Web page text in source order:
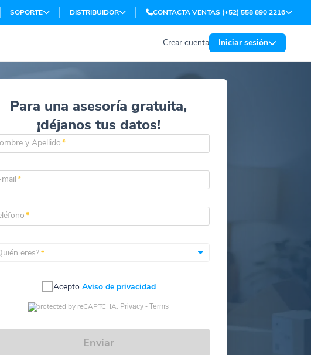
SOPORTE DISTRIBUIDOR CONTACTA VENTAS (+52) 558 890 2216
Crear cuenta Iniciar sesión
Para una asesoría gratuita,
¡déjanos tus datos!
y Apellido*
*
*
eres?*
Acepto Aviso de privacidad
protected by reCAPTCHA. Privacy - Terms
Enviar